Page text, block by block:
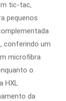
tic-tac,
pequenos
conferindo um
microfibra
o
HXL
da